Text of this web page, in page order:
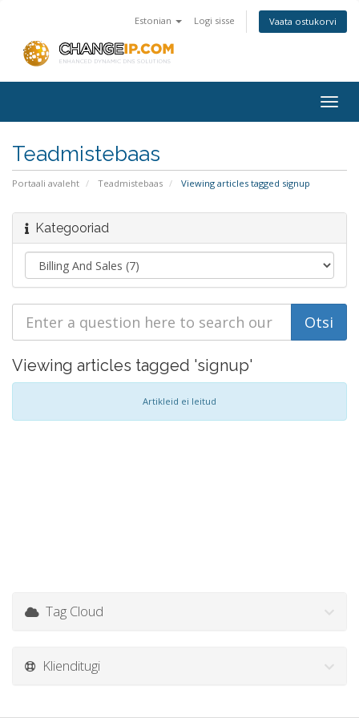
Estonian Logi sisse Vaata ostukorvi
Teadmistebaas
Portaali avaleht Teadmistebaas Viewing articles tagged signup
Kategooriad
Viewing articles tagged 'signup'
Artikleid ei leitud
Tag Cloud
Klienditugi